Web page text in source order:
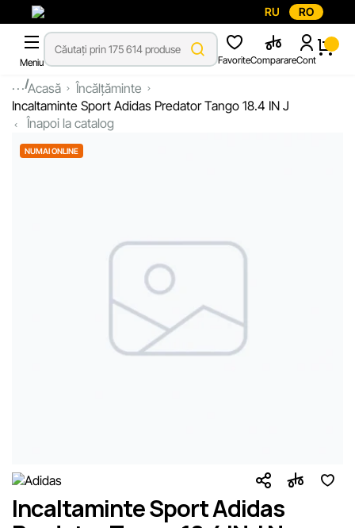
RU RO
Meniu FavoriteComparareCont
...Acasă
Încălțăminte
Incaltaminte Sport Adidas Predator Tango 18.4 IN J
Înapoi la catalog
NUMAI ONLINE
Incaltaminte Sport Adidas